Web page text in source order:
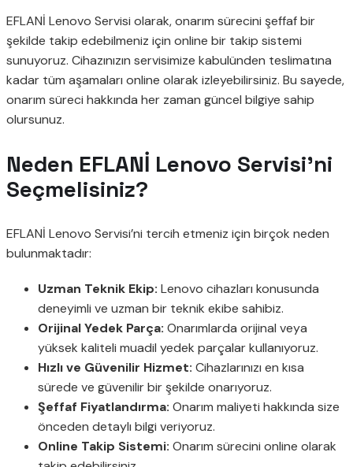
EFLANİ Lenovo Servisi olarak, onarım sürecini şeffaf bir
şekilde takip edebilmeniz için online bir takip sistemi
sunuyoruz. Cihazınızın servisimize kabulünden teslimatına
kadar tüm aşamaları online olarak izleyebilirsiniz. Bu sayede,
onarım süreci hakkında her zaman güncel bilgiye sahip
olursunuz.
Neden EFLANİ Lenovo Servisi’ni
Seçmelisiniz?
EFLANİ Lenovo Servisi’ni tercih etmeniz için birçok neden
bulunmaktadır:
Uzman Teknik Ekip: Lenovo cihazları konusunda
deneyimli ve uzman bir teknik ekibe sahibiz.
Orijinal Yedek Parça: Onarımlarda orijinal veya
yüksek kaliteli muadil yedek parçalar kullanıyoruz.
Hızlı ve Güvenilir Hizmet: Cihazlarınızı en kısa
sürede ve güvenilir bir şekilde onarıyoruz.
Şeffaf Fiyatlandırma: Onarım maliyeti hakkında size
önceden detaylı bilgi veriyoruz.
Online Takip Sistemi: Onarım sürecini online olarak